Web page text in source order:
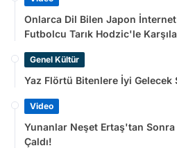
Onlarca Dil Bilen Japon
Futbolcu Tarık Hodzic'le
Genel Kültür
Yaz Flörtü Bitenlere İyi Gelecek
Video
Yunanlar Neşet Ertaş'tan Sonra
Çaldı!